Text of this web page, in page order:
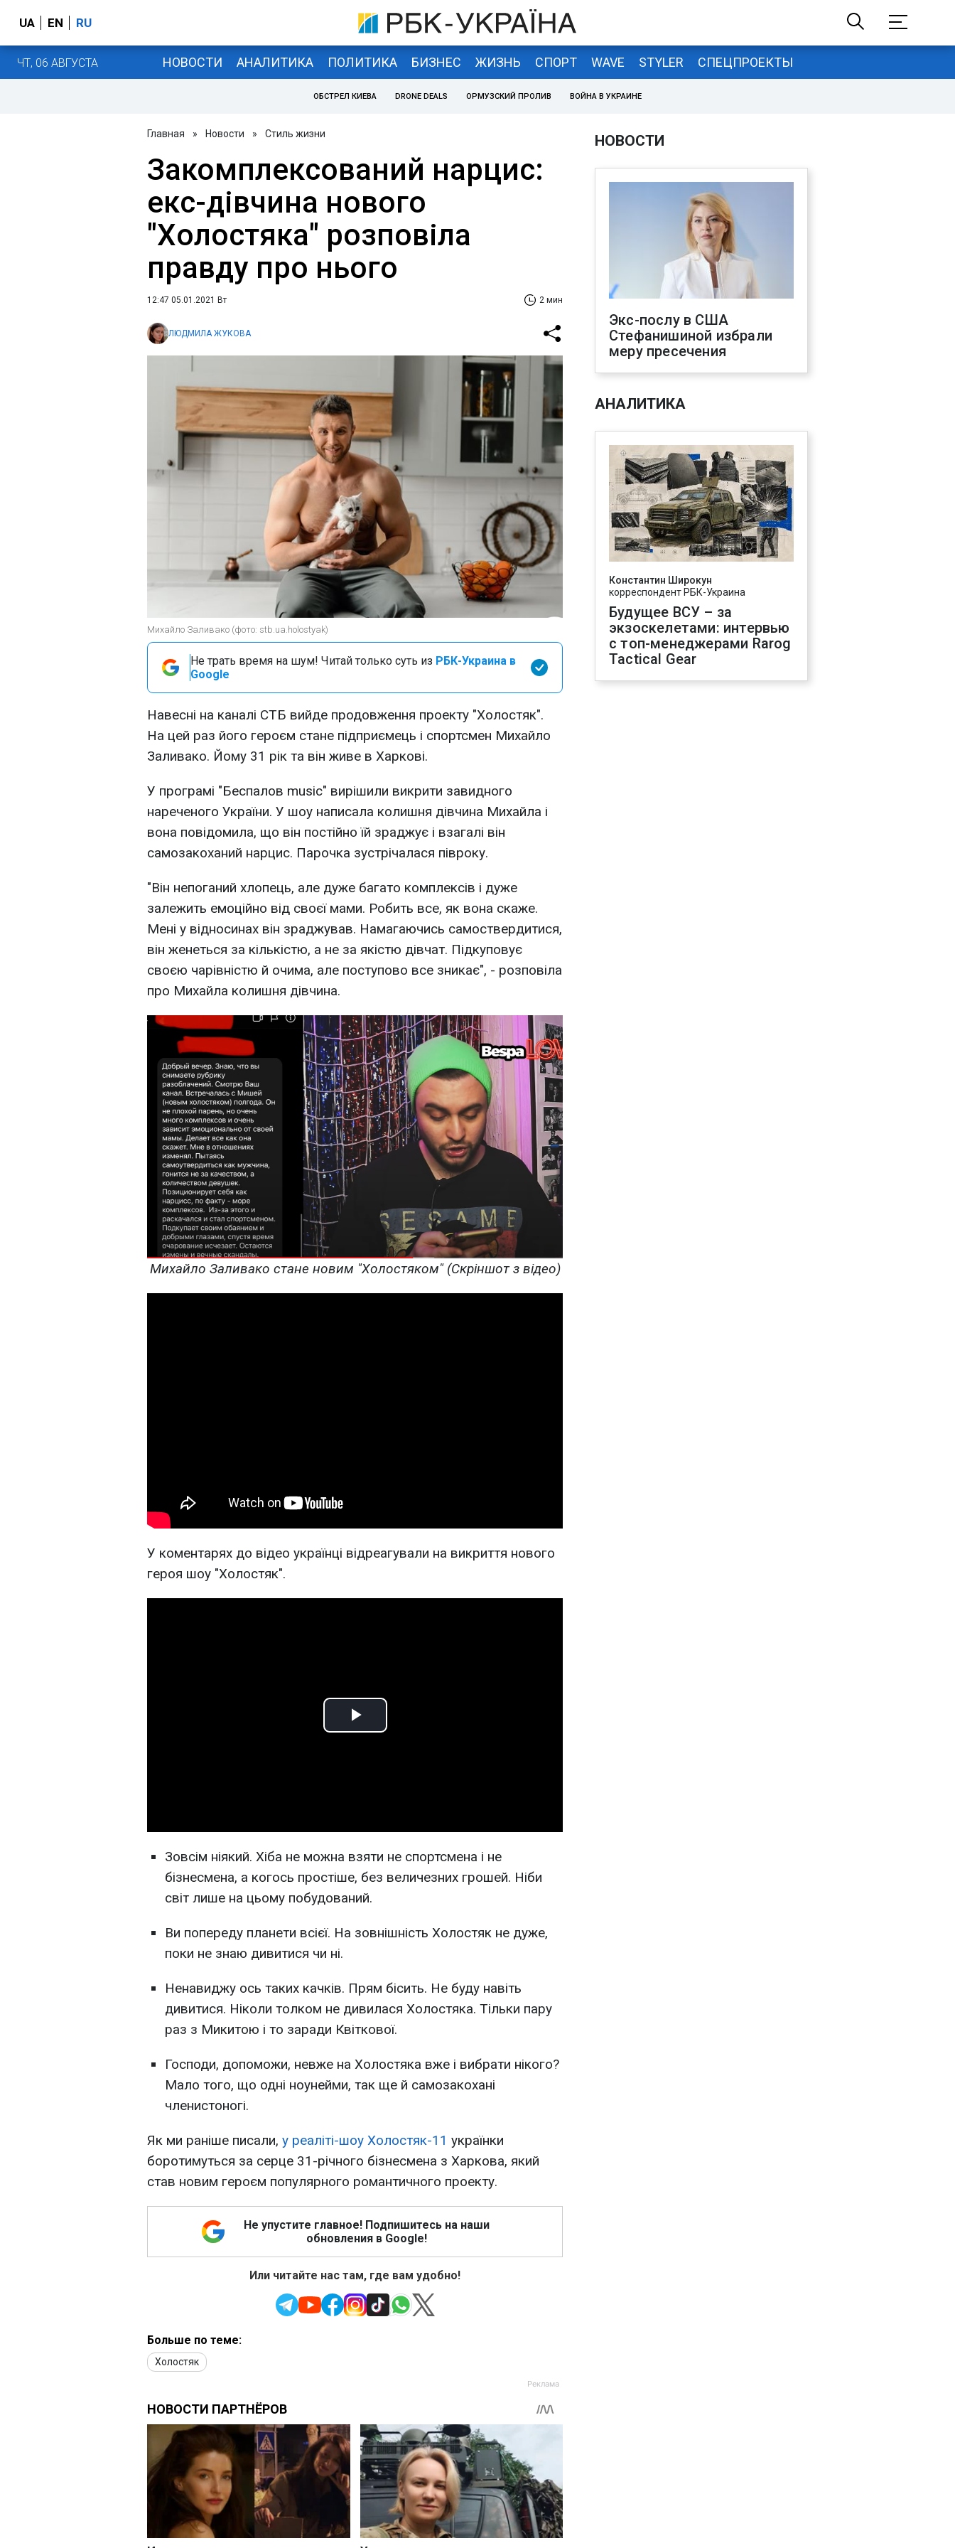
UA EN RU
ЧТ, 06 АВГУСТА НОВОСТИ АНАЛИТИКА ПОЛИТИКА БИЗНЕС ЖИЗНЬ СПОРТ WAVE STYLER СПЕЦПРОЕКТЫ
ОБСТРЕЛ КИЕВА DRONE DEALS ОРМУЗСКИЙ ПРОЛИВ ВОЙНА В УКРАИНЕ
Главная » Новости » Стиль жизни
Закомплексований нарцис:
екс-дівчина нового
"Холостяка" розповіла
правду про нього
12:47 05.01.2021 Вт 2 мин
ЛЮДМИЛА ЖУКОВА
Михайло Заливако (фото: stb.ua.holostyak)
Не трать время на шум! Читай только суть из РБК-Украина в
Google
Навесні на каналі СТБ вийде продовження проекту "Холостяк".
На цей раз його героєм стане підприємець і спортсмен Михайло
Заливако. Йому 31 рік та він живе в Харкові.
У програмі "Беспалов music" вирішили викрити завидного
нареченого України. У шоу написала колишня дівчина Михайла і
вона повідомила, що він постійно їй зраджує і взагалі він
самозакоханий нарцис. Парочка зустрічалася півроку.
"Він непоганий хлопець, але дуже багато комплексів і дуже
залежить емоційно від своєї мами. Робить все, як вона скаже.
Мені у відносинах він зраджував. Намагаючись самоствердитися,
він женеться за кількістю, а не за якістю дівчат. Підкуповує
своєю чарівністю й очима, але поступово все зникає", - розповіла
про Михайла колишня дівчина.
Михайло Заливако стане новим "Холостяком" (Скріншот з відео)
У коментарях до відео українці відреагували на викриття нового
героя шоу "Холостяк".
Play
Зовсім ніякий. Хіба не можна взяти не спортсмена і не
бізнесмена, а когось простіше, без величезних грошей. Ніби
світ лише на цьому побудований.
Ви попереду планети всієї. На зовнішність Холостяк не дуже,
поки не знаю дивитися чи ні.
Ненавиджу ось таких качків. Прям бісить. Не буду навіть
дивитися. Ніколи толком не дивилася Холостяка. Тільки пару
раз з Микитою і то заради Квіткової.
Господи, допоможи, невже на Холостяка вже і вибрати нікого?
Мало того, що одні ноунейми, так ще й самозакохані
членистоногі.
Як ми раніше писали, у реаліті-шоу Холостяк-11 українки
боротимуться за серце 31-річного бізнесмена з Харкова, який
став новим героєм популярного романтичного проекту.
Не упустите главное! Подпишитесь на наши
обновления в Google!
Или читайте нас там, где вам удобно!
Больше по теме:
Холостяк
НОВОСТИ
Экс-послу в США
Стефанишиной избрали
меру пресечения
АНАЛИТИКА
Константин Широкун
корреспондент РБК-Украина
Будущее ВСУ – за
экзоскелетами: интервью
с топ-менеджерами Rarog
Tactical Gear